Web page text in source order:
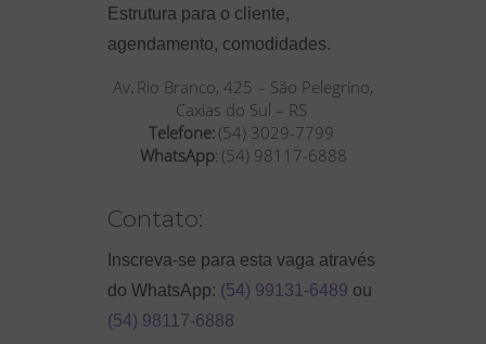
Estrutura para o cliente,
agendamento, comodidades.
Av. Rio Branco, 425 – São Pelegrino,
Caxias do Sul – RS
Telefone: (54) 3029-7799
WhatsApp: (54) 98117-6888
Contato:
Inscreva-se para esta vaga através
do WhatsApp: (54) 99131-6489 ou
(54) 98117-6888